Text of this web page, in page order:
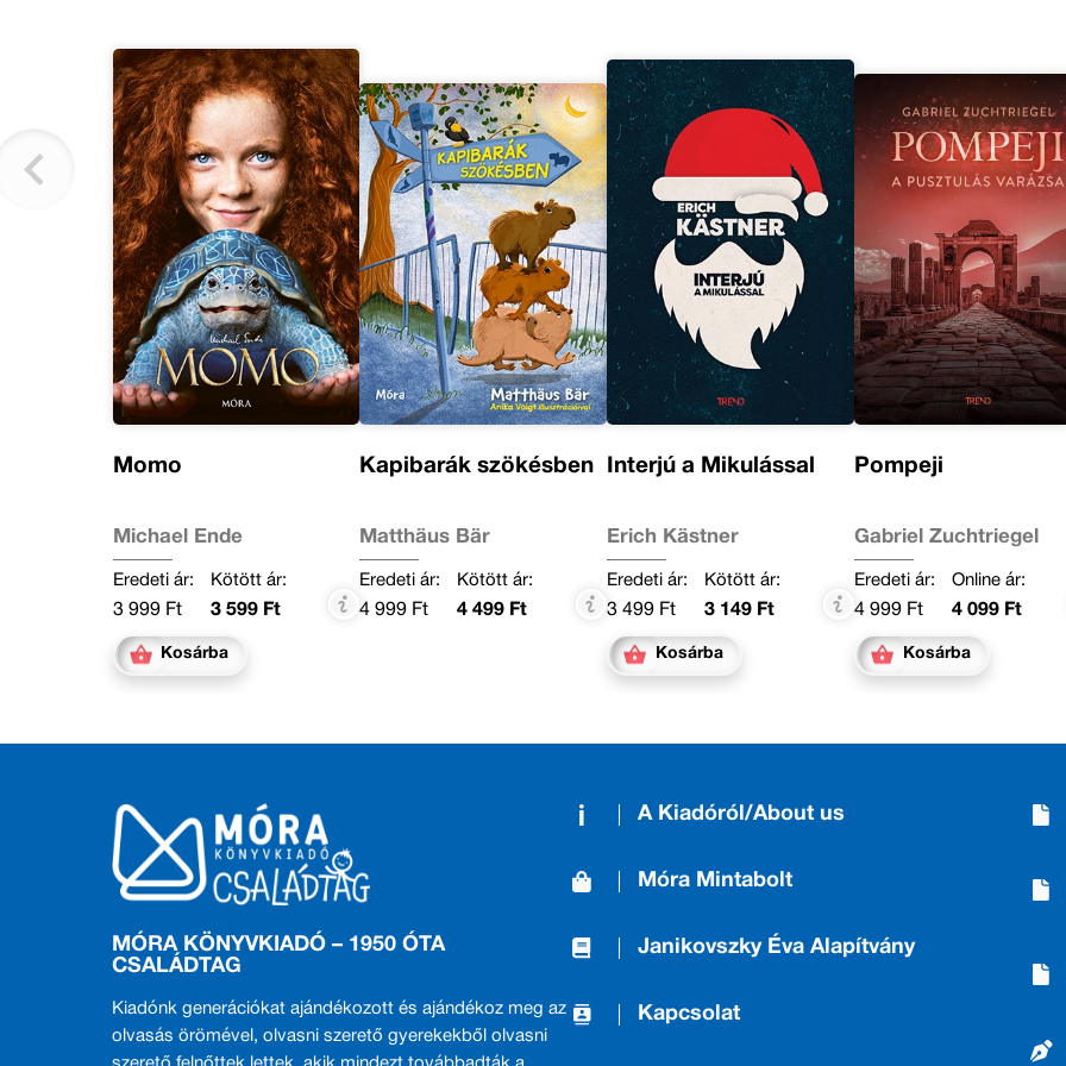
Momo
Michael Ende
Eredeti ár:
3 999 Ft
Kötött ár:
3 599 Ft
Kosárba
Kapibarák szökésben
Matthäus Bär
Eredeti ár:
4 999 Ft
Kötött ár:
4 499 Ft
Interjú a Mikulással
Erich Kästner
Eredeti ár:
3 499 Ft
Kötött ár:
3 149 Ft
Kosárba
Pompeji
Gabriel Zuchtriegel
Eredeti ár:
4 999 Ft
Online ár:
4 099 Ft
Kosárba
MÓRA KÖNYVKIADÓ – 1950 ÓTA
CSALÁDTAG
Kiadónk generációkat ajándékozott és ajándékoz meg az
olvasás örömével, olvasni szerető gyerekekből olvasni
A Kiadóról/About us
Móra Mintabolt
Janikovszky Éva Alapítvány
Kapcsolat